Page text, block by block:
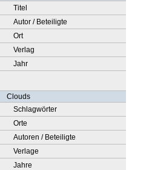
Titel
Autor / Beteiligte
Ort
Verlag
Jahr
Clouds
Schlagwörter
Orte
Autoren / Beteiligte
Verlage
Jahre